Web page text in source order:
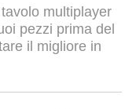
multiplayer
pezzi prima del
il migliore in